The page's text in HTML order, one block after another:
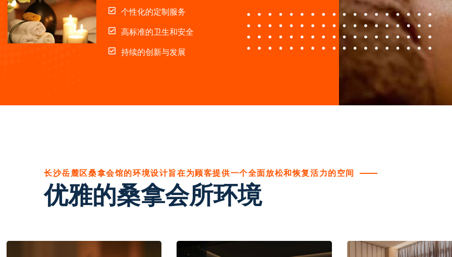
个性化的定制服务
高标准的卫生和安全
持续的创新与发展
长沙岳麓区桑拿会馆的环境设计旨在为顾客提供一个全面放松和恢复活力的空间
优雅的桑拿会所环境